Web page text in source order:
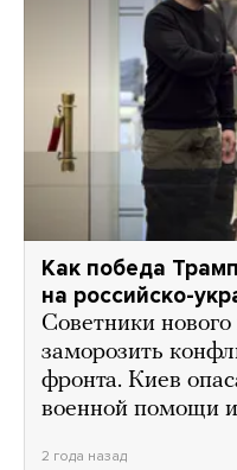
Как победа
на российско-
Советники
заморозить
фронта. Киев
военной помощи
2 года назад